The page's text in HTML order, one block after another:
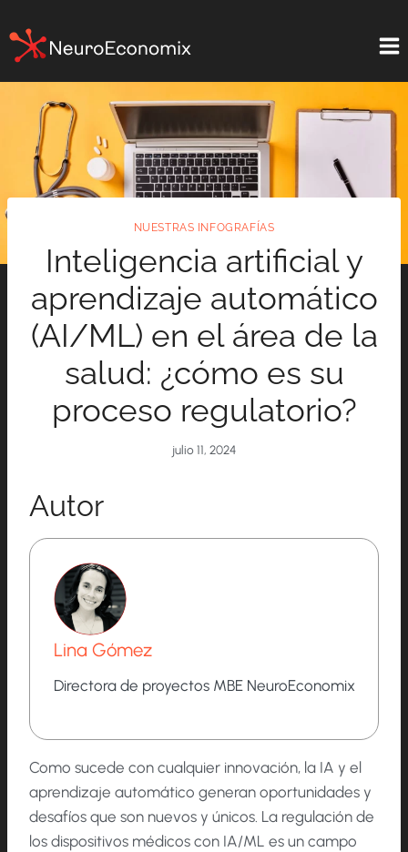
al
contenido
NUESTRAS INFOGRAFÍAS
Inteligencia artificial y
aprendizaje automático
(AI/ML) en el área de la
salud: ¿cómo es su
proceso regulatorio?
julio 11, 2024
Autor
Lina Gómez
Directora de proyectos MBE NeuroEconomix
Como sucede con cualquier innovación, la IA y el
aprendizaje automático generan oportunidades y
desafíos que son nuevos y únicos. La regulación de
los dispositivos médicos con IA/ML es un campo